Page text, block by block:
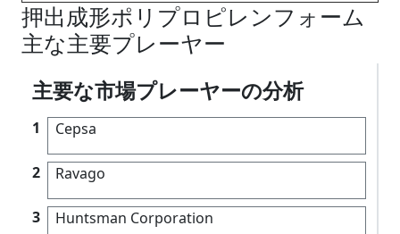
押出成形ポリプロピレンフォーム
主な主要プレーヤー
主要な市場プレーヤーの分析
1 Cepsa
2 Ravago
3 Huntsman Corporation